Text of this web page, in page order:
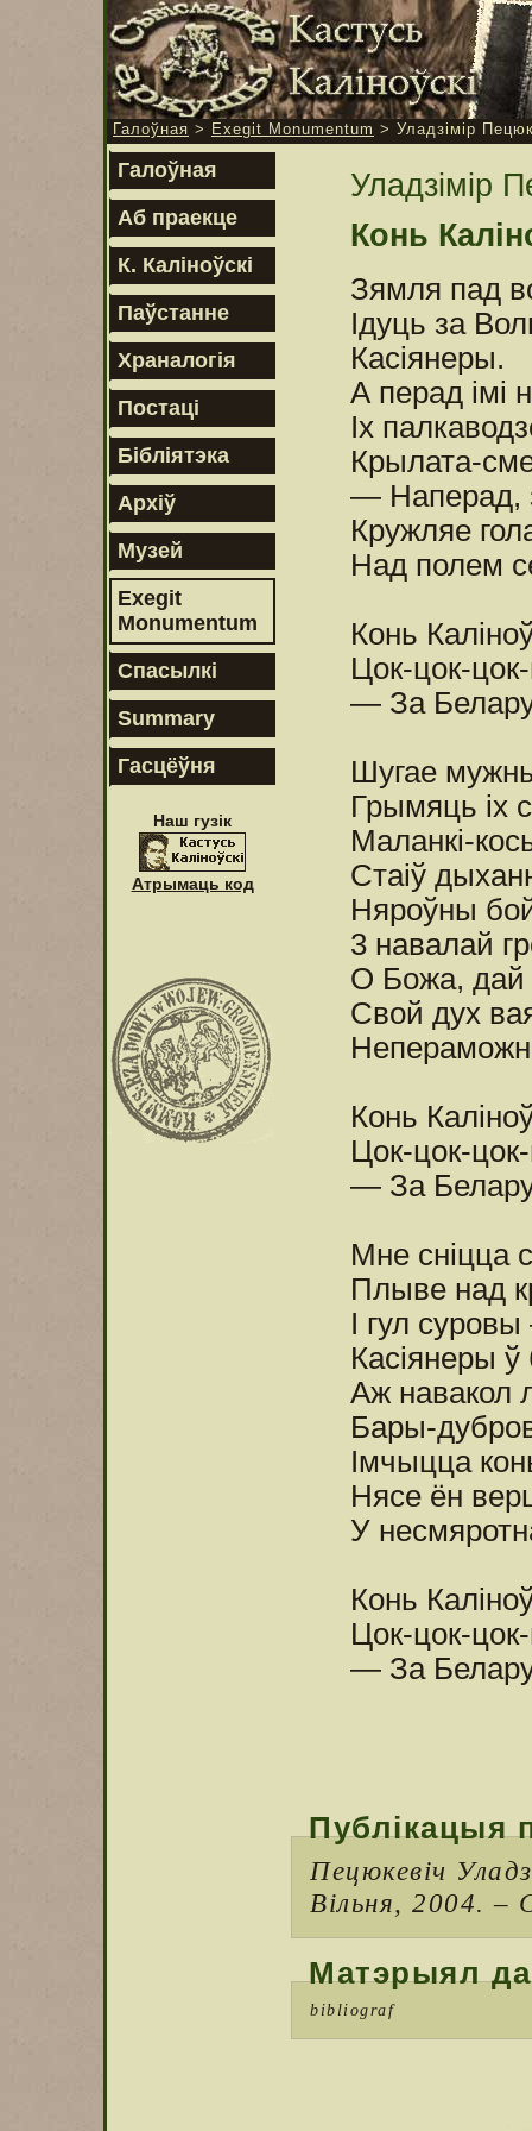
Галоўная > Exegit Monumentum > Уладзімір
Галоўная
Аб праекце
К. Каліноўскі
Паўстанне
Храналогія
Постаці
Бібліятэка
Архіў
Музей
Exegit
Monumentum
Спасылкі
Summary
Гасцёўня
Наш гузік
Атрымаць код
Уладзімір
Конь
Зямля пад
Ідуць за
Касіянеры.
А перад імі
Іх
Крылата-
— Наперад,
Кружляе
Над полем
Конь
Цок-цок-цок-
— За
Шугае
Грымяць іх
Маланкі-
Стаіў
Няроўны
3 навалай
О Божа, дай
Свой дух
Конь
Цок-цок-цок-
— За
Мне сніцца
Плыве над
І гул
Касіянеры ў
Аж навакол
Бары-
Імчыцца
Нясе ён
У
Конь
Цок-цок-цок-
— За
Публікацыя
Пецюкевіч
Вільня, 2004. –
Матэрыял
bibliograf